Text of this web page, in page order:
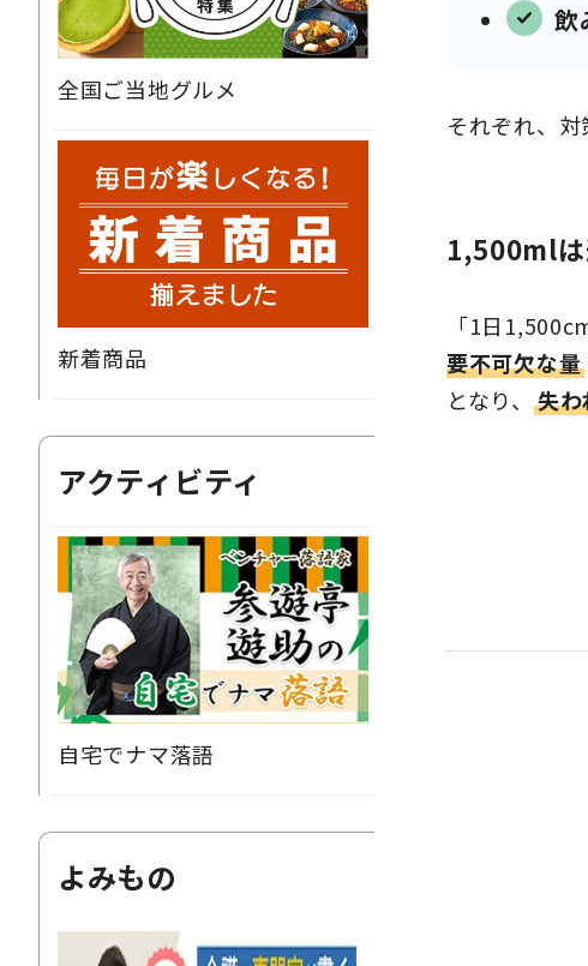
全国ご当地グルメ
新着商品
アクティビティ
自宅でナマ落語
よみもの
飲
それぞれ、対
1,500ml
「1日
要不可欠な量
となり、
失